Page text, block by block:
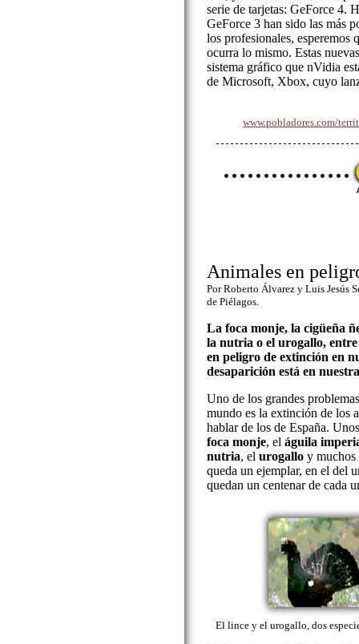
serie de tarjetas: GeForce 4.
GeForce 3 han sido las más
los profesionales, esperemos
ocurra lo mismo. Estas
sistema gráfico que nVidia
de Microsoft, Xbox, cuyo
www.pobladores.com/
Animales en
Por Roberto Álvarez y Luis Jesús
de Piélagos.
La foca monje, la cigüeña
la nutria o el urogallo, entre
en peligro de extinción en
desaparición está en
Uno de los grandes
mundo es la extinción de los
hablar de los de España.
foca monje, el águila
nutria, el urogallo y muchos
queda un ejemplar, en el del
quedan un centenar de cada
El lince y el urogallo, dos